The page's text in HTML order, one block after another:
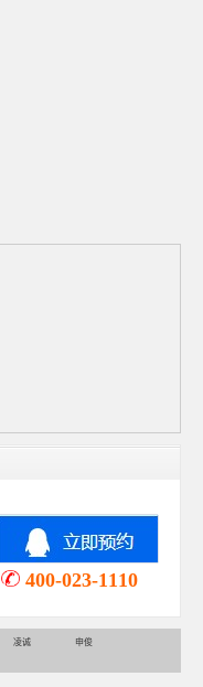
400-023-1110
凌诚 申俊